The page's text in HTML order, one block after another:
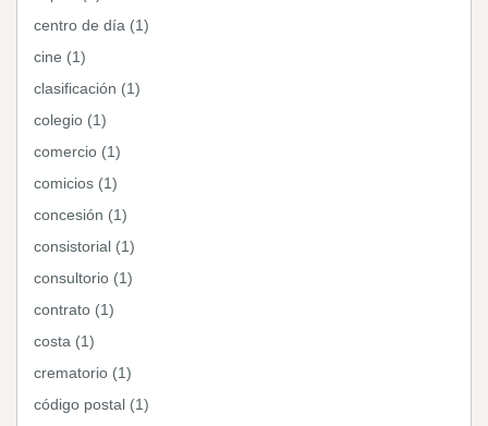
centro de día (1)
cine (1)
clasificación (1)
colegio (1)
comercio (1)
comicios (1)
concesión (1)
consistorial (1)
consultorio (1)
contrato (1)
costa (1)
crematorio (1)
código postal (1)